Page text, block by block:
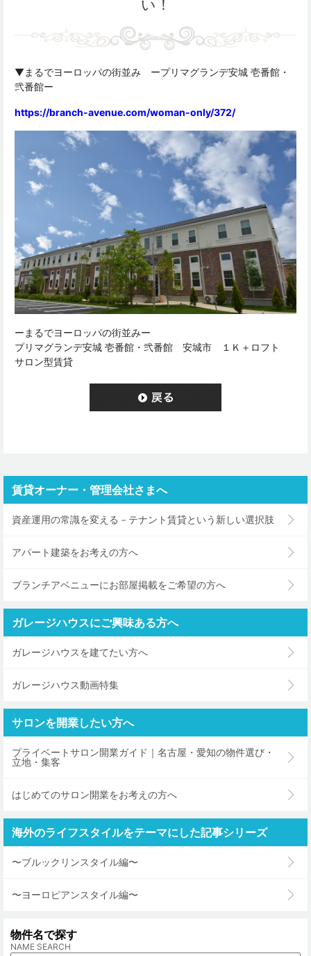
い！
▼まるでヨーロッパの街並み ープリマグランデ安城 壱番館・
弐番館ー
https://branch-avenue.com/woman-only/372/
ーまるでヨーロッパの街並みー
プリマグランデ安城 壱番館・弐番館 安城市 １Ｋ＋ロフト
サロン型賃貸
賃貸オーナー・管理会社さまへ
資産運用の常識を変える－テナント賃貸という新しい選択肢
アパート建築をお考えの方へ
ブランチアベニューにお部屋掲載をご希望の方へ
ガレージハウスにご興味ある方へ
ガレージハウスを建てたい方へ
ガレージハウス動画特集
サロンを開業したい方へ
プライベートサロン開業ガイド｜名古屋・愛知の物件選び・
立地・集客
はじめてのサロン開業をお考えの方へ
海外のライフスタイルをテーマにした記事シリーズ
〜ブルックリンスタイル編〜
〜ヨーロピアンスタイル編〜
物件名で探す
NAME SEARCH